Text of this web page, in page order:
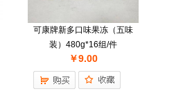
可康牌新多口味果冻（五味
装）480g*16组/件
￥9.00